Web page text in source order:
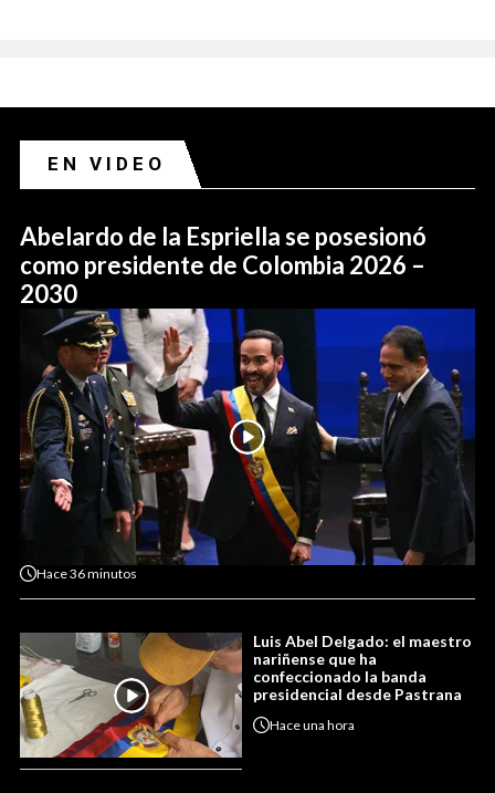
EN VIDEO
Abelardo de la Espriella se posesionó
como presidente de Colombia 2026 –
2030
Hace36 minutos
Luis Abel Delgado: el maestro
nariñense que ha
confeccionado la banda
presidencial desde Pastrana
Haceuna hora